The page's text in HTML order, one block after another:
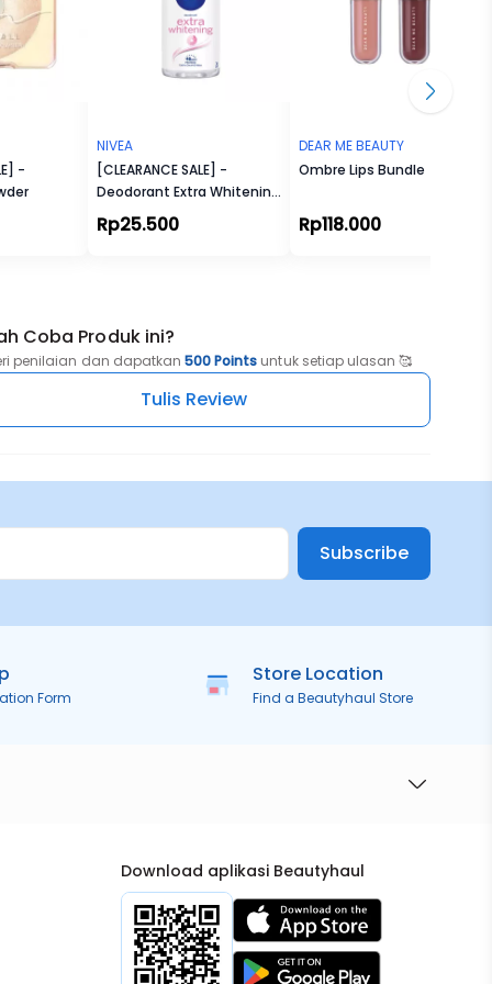
-
NIVEA
[CLEARANCE SALE] -
Deodorant Extra Whitening
Roll-On
Rp25.500
DEAR ME BEAUTY
Ombre Lips Bundle
Rp118.000
Coba Produk ini?
penilaian dan dapatkan 500 Points untuk setiap ulasan 🥰
Tulis Review
Subscribe
Form
Store Location
Find a Beautyhaul Store
Download aplikasi Beautyhaul